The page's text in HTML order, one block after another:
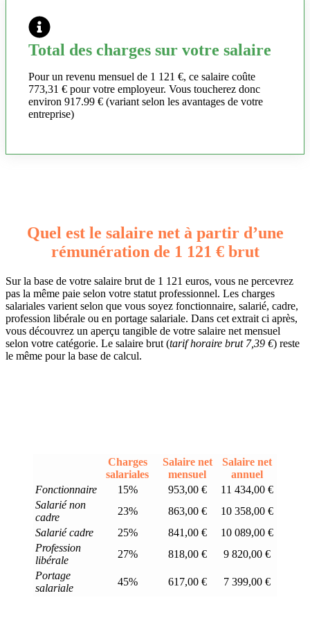
Total des charges sur votre salaire
Pour un revenu mensuel de 1 121 €, ce salaire coûte
773,31 € pour votre employeur. Vous toucherez donc
environ 917.99 € (variant selon les avantages de votre
entreprise)
Quel est le salaire net à partir d’une
rémunération de 1 121 € brut
Sur la base de votre salaire brut de 1 121 euros, vous ne percevrez
pas la même paie selon votre statut professionnel. Les charges
salariales varient selon que vous soyez fonctionnaire, salarié, cadre,
profession libérale ou en portage salariale. Dans cet extrait ci après,
vous découvrez un aperçu tangible de votre salaire net mensuel
selon votre catégorie. Le salaire brut (tarif horaire brut 7,39 €) reste
le même pour la base de calcul.
Charges
salariales
Salaire net
mensuel
Salaire net
annuel
Fonctionnaire
15% 953,00 €
11 434,00 €
Salarié non
cadre
23% 863,00 €
10 358,00 €
Salarié cadre
25% 841,00 €
10 089,00 €
Profession
libérale
27% 818,00 €
9 820,00 €
Portage
salariale
45% 617,00 € 7 399,00 €